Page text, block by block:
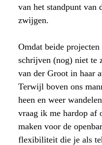
van het standpunt van
zwijgen.
Omdat beide
schrijven (nog) niet te
van der Groot in haar
Terwijl boven ons
heen en weer
vraag ik me hardop af
maken voor de
flexibiliteit die je als